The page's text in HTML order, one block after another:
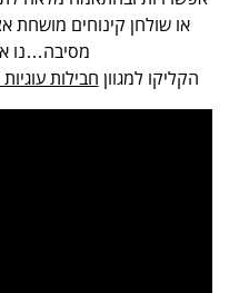
או שולחן קינוחים
מסיבה…נו
הקליקו למגוון חבילות